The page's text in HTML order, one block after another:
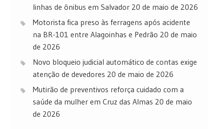
linhas de ônibus em Salvador 20 de maio de 2026
Motorista fica preso às ferragens após acidente
na BR-101 entre Alagoinhas e Pedrão 20 de maio
de 2026
Novo bloqueio judicial automático de contas exige
atenção de devedores 20 de maio de 2026
Mutirão de preventivos reforça cuidado com a
saúde da mulher em Cruz das Almas 20 de maio
de 2026